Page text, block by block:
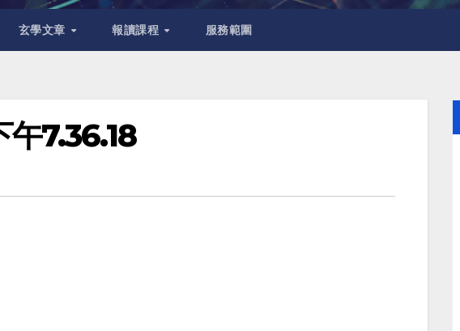
玄學文章 報讀課程 服務範圍
午7.36.18